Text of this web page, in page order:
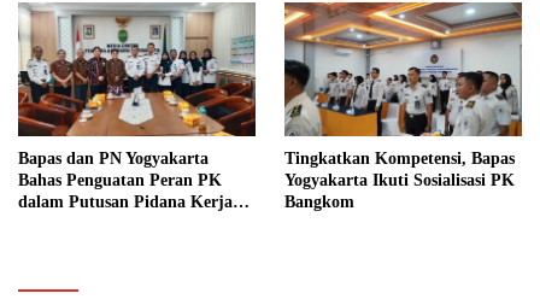
Bapas dan PN Yogyakarta
Bahas Penguatan Peran PK
dalam Putusan Pidana Kerja
Tingkatkan Kompetensi, Bapas
Yogyakarta Ikuti Sosialisasi PK
Bangkom